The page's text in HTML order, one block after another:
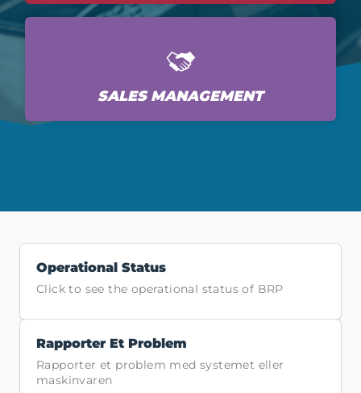
SALES MANAGEMENT
Operational Status
Click to see the operational status of BRP
Rapporter Et Problem
Rapporter et problem med systemet eller
maskinvaren